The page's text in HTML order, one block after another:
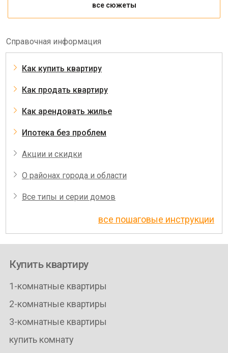
все сюжеты
Справочная информация
Как купить квартиру
Как продать квартиру
Как арендовать жилье
Ипотека без проблем
Акции и скидки
О районах города и области
Все типы и серии домов
все пошаговые инструкции
Купить квартиру
1-комнатные квартиры
2-комнатные квартиры
3-комнатные квартиры
купить комнату